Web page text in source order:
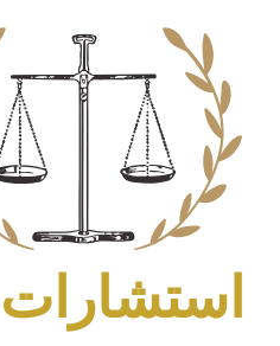
content